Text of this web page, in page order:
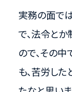
実務の面で
で、法令と
ので、その
も、苦労し